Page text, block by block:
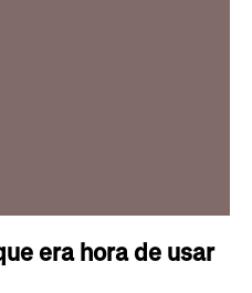
era hora de usar